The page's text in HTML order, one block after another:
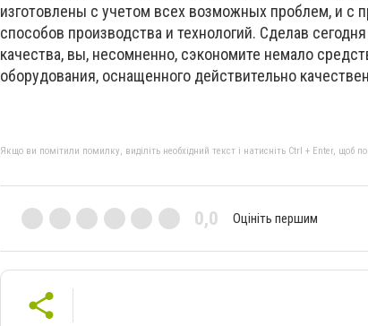
изготовлены с учетом всех возможных проблем, и с
способов производства и технологий. Сделав
качества, вы, несомненно, сэкономите немало
оборудования, оснащенного действительно
Якщо ви помітили помилку, виділіть необхідний текст і натисніть Ctrl + Enter, щоб
0,0 Оцініть першим